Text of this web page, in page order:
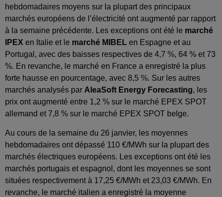
hebdomadaires moyens sur la plupart des principaux
marchés européens de l’électricité ont augmenté par rapport
à la semaine précédente. Les exceptions ont été le marché
IPEX en Italie et le marché MIBEL en Espagne et au
Portugal, avec des baisses respectives de 4,7 %, 64 % et 73
%. En revanche, le marché en France a enregistré la plus
forte hausse en pourcentage, avec 8,5 %. Sur les autres
marchés analysés par AleaSoft Energy Forecasting, les
prix ont augmenté entre 1,2 % sur le marché EPEX SPOT
allemand et 7,8 % sur le marché EPEX SPOT belge.
Au cours de la semaine du 26 janvier, les moyennes
hebdomadaires ont dépassé 110 €/MWh sur la plupart des
marchés électriques européens. Les exceptions ont été les
marchés portugais et espagnol, dont les moyennes se sont
situées respectivement à 17,25 €/MWh et 23,03 €/MWh. En
revanche, le marché italien a enregistré la moyenne